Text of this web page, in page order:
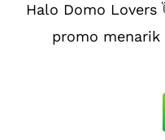
Halo Domo Lovers
promo menarik